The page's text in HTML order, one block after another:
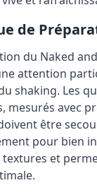
de
du Naked
attention
shaking. Les
mesurés avec
être
pour bien
et